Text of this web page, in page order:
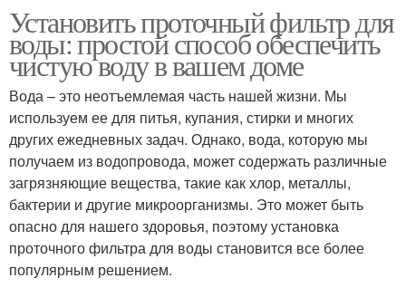
Установить проточный фильтр для
воды: простой способ обеспечить
чистую воду в вашем доме
Вода – это неотъемлемая часть нашей жизни. Мы
используем ее для питья, купания, стирки и многих
других ежедневных задач. Однако, вода, которую мы
получаем из водопровода, может содержать различные
загрязняющие вещества, такие как хлор, металлы,
бактерии и другие микроорганизмы. Это может быть
опасно для нашего здоровья, поэтому установка
проточного фильтра для воды становится все более
популярным решением.